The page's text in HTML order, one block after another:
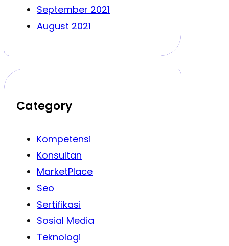
September 2021
August 2021
Category
Kompetensi
Konsultan
MarketPlace
Seo
Sertifikasi
Sosial Media
Teknologi